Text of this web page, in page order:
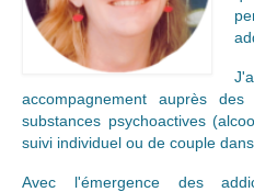
Qu’est ce que
Aider
Méthodes
Prestations/tarifs
accompagnement auprès
substances psychoactives
suivi individuel ou de couple
Avec l'émergence des